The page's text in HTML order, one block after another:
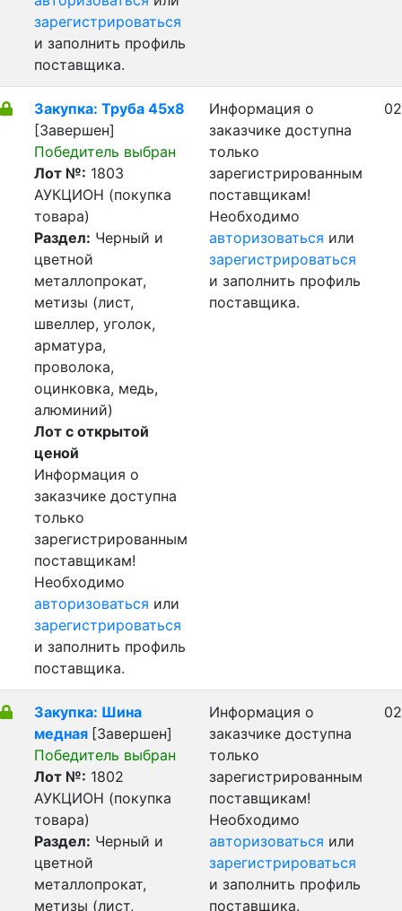
зарегистрироваться
и заполнить профиль
поставщика.
Закупка: Труба 45х8
[Завершен]
Победитель выбран
Лот №: 1803
АУКЦИОН (покупка
товара)
Раздел: Черный и
цветной
металлопрокат,
метизы (лист,
швеллер, уголок,
арматура,
проволока,
оцинковка, медь,
алюминий)
Лот с открытой
ценой
Информация о
заказчике доступна
только
зарегистрированным
поставщикам!
Необходимо
авторизоваться или
зарегистрироваться
и заполнить профиль
поставщика.
Информация о
заказчике доступна
только
зарегистрированным
поставщикам!
Необходимо
авторизоваться или
зарегистрироваться
и заполнить профиль
поставщика.
Закупка: Шина
медная [Завершен]
Победитель выбран
Лот №: 1802
АУКЦИОН (покупка
товара)
Раздел: Черный и
цветной
металлопрокат,
метизы (лист,
Информация о
заказчике доступна
только
зарегистрированным
поставщикам!
Необходимо
авторизоваться или
зарегистрироваться
и заполнить профиль
поставщика.